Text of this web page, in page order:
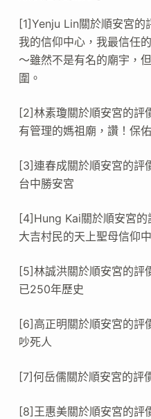
[1]Yenju Lin關於順安宮的
我的信仰中心，我最信任
～雖然不是有名的廟宇，
圍。
[2]林素瓊關於順安宮的評
有管理的媽祖廟，讚！保
[3]連春成關於順安宮的評
台中勝安宮
[4]Hung Kai關於順安宮的
大吉村民的天上聖母信仰
[5]林誠洪關於順安宮的評
已250年歷史
[6]高正明關於順安宮的評
吵死人
[7]何岳儒關於順安宮的評
[8]王惠美關於順安宮的評